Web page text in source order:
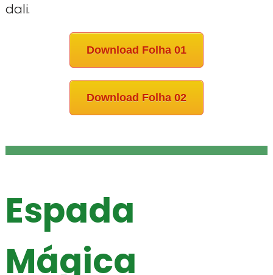
dali.
Download Folha 01
Download Folha 02
Espada
Mágica